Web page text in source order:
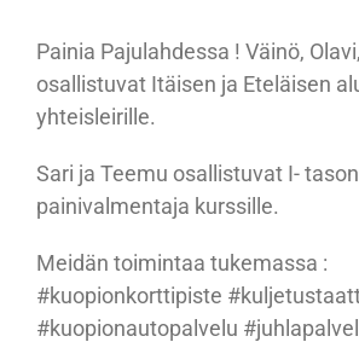
Painia Pajulahdessa ! Väinö,
osallistuvat Itäisen ja Eteläisen
yhteisleirille.
Sari ja Teemu osallistuvat I- tason
painivalmentaja kurssille.
Meidän toimintaa tukemassa :
#kuopionkorttipiste
#kuopionautopalvelu